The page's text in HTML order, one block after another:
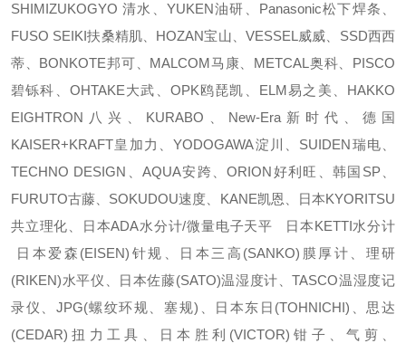
SHIMIZUKOGYO 清水、YUKEN油研、Panasonic松下焊条、
FUSO SEIKI扶桑精肌、HOZAN宝山、VESSEL威威、SSD西西
蒂、BONKOTE邦可、MALCOM马康、METCAL奥科、PISCO
碧铄科、OHTAKE大武、OPK鸥琵凯、ELM易之美、HAKKO
EIGHTRON八兴、KURABO、New-Era新时代、德国
KAISER+KRAFT皇加力、YODOGAWA淀川、SUIDEN瑞电、
TECHNO DESIGN、AQUA安跨、ORION好利旺、韩国SP、
FURUTO古藤、SOKUDOU速度、KANE凯恩、日本KYORITSU
共立理化、日本ADA水分计/微量电子天平 日本KETTI水分计
日本爱森(EISEN)针规、日本三高(SANKO)膜厚计、理研
(RIKEN)水平仪、日本佐藤(SATO)温湿度计、TASCO温湿度记
录仪、JPG(螺纹环规、塞规)、日本东日(TOHNICHI)、思达
(CEDAR)扭力工具、日本胜利(VICTOR)钳子、气剪、